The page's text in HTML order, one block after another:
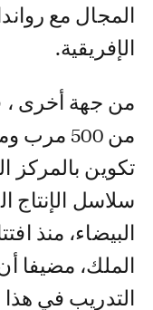
المجال مع
الإفريقية.
من جهة أخرى ،
من 500
تكوين بالمركز
سلاسل الإنتاج
الملك، مضيفا
التدريب في